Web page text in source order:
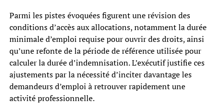
Parmi les pistes évoquées figurent une révision des
conditions d’accès aux allocations, notamment la durée
minimale d’emploi requise pour ouvrir des droits, ainsi
qu’une refonte de la période de référence utilisée pour
calculer la durée d’indemnisation. L’exécutif justifie ces
ajustements par la nécessité d’inciter davantage les
demandeurs d’emploi à retrouver rapidement une
activité professionnelle.